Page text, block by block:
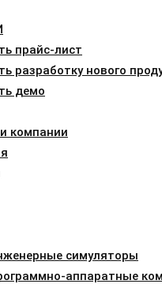
прайс-лист
разработку нового
демо
компании
симуляторы
аппаратные